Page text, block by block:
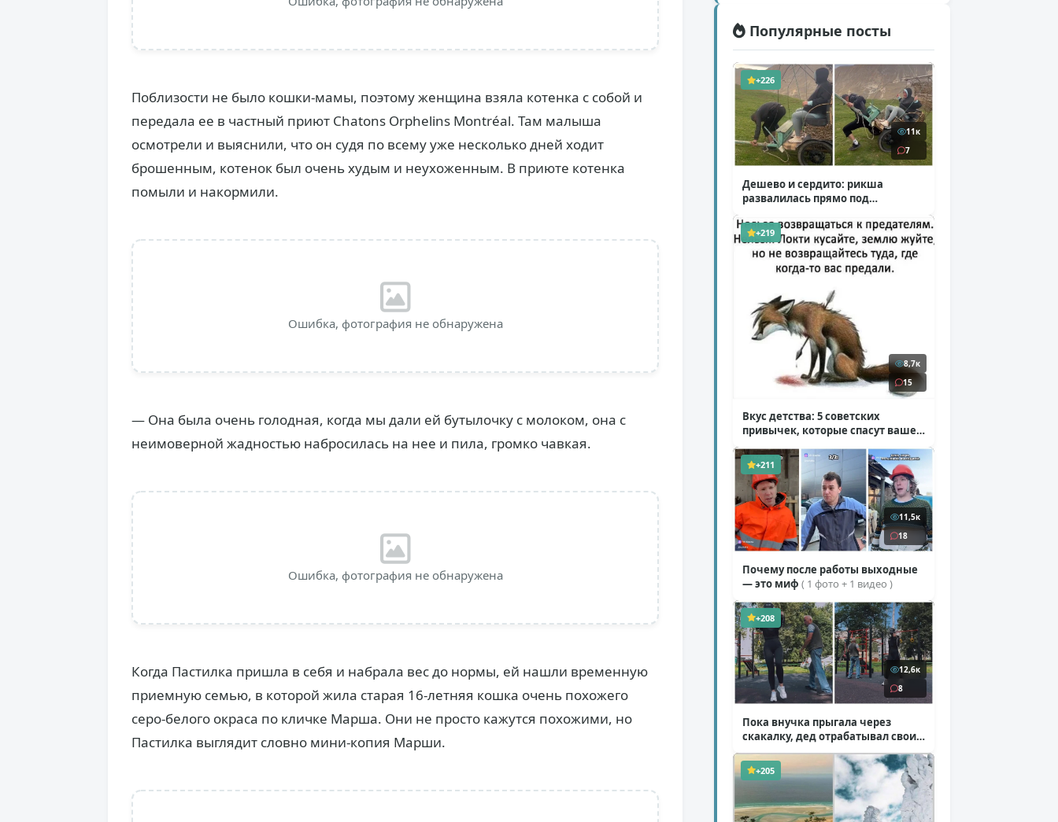
Поблизости не было кошки-мамы, поэтому женщина взяла котенка с собой и
передала ее в частный приют Chatons Orphelins Montréal. Там малыша
осмотрели и выяснили, что он судя по всему уже несколько дней ходит
брошенным, котенок был очень худым и неухоженным. В приюте котенка
помыли и накормили.
Ошибка, фотография не обнаружена
— Она была очень голодная, когда мы дали ей бутылочку с молоком, она с
неимоверной жадностью набросилась на нее и пила, громко чавкая.
Ошибка, фотография не обнаружена
Когда Пастилка пришла в себя и набрала вес до нормы, ей нашли временную
приемную семью, в которой жила старая 16-летняя кошка очень похожего
серо-белого окраса по кличке Марша. Они не просто кажутся похожими, но
Пастилка выглядит словно мини-копия Марши.
Популярные посты
+226
11к
7
Дешево и сердито: рикша
развалилась прямо под
+219
8,7к
15
Вкус детства: 5 советских
привычек, которые спасут ваше
+211
11,5к
18
Почему после работы выходные
— это миф ( 1 фото + 1 видео )
+208
12,6к
8
Пока внучка прыгала через
скакалку, дед отрабатывал свои
секретные приемы
( 1 фото + 1 видео )
+205